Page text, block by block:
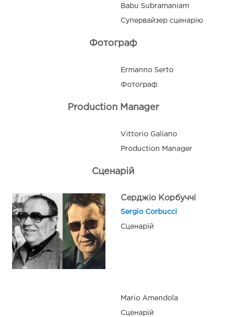
Babu Subramaniam
Супервайзер сценарію
Фотограф
Ermanno Serto
Фотограф
Production Manager
Vittorio Galiano
Production Manager
Сценарій
Серджіо Корбуччі
Sergio Corbucci
Сценарій
Mario Amendola
Сценарій